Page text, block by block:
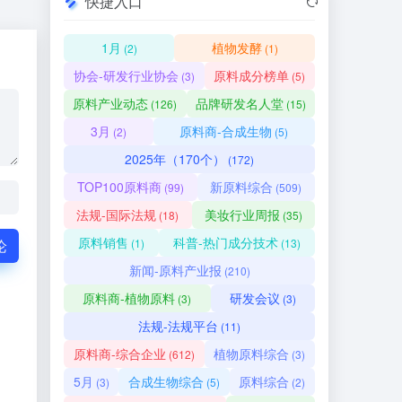
1月 (2) 植物发酵(1)
协会-研发行业协会 (3) 原料成分榜单 (5)
原料产业动态 (126) 品牌研发名人堂(15)
3月 (2) 原料商-合成生物 (5)
2025年（170个） (172)
TOP100原料商(99) 新原料综合 (509)
法规-国际法规 (18) 美妆行业周报 (35)
原料销售 (1) 科普-热门成分技术 (13)
新闻-原料产业报 (210)
原料商-植物原料 (3) 研发会议 (3)
法规-法规平台 (11)
原料商-综合企业 (612) 植物原料综合 (3)
5月 (3) 合成生物综合 (5) 原料综合 (2)